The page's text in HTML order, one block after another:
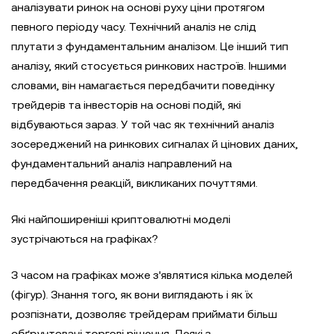
аналізувати ринок на основі руху ціни протягом
певного періоду часу. Технічний аналіз не слід
плутати з фундаментальним аналізом. Це інший тип
аналізу, який стосується ринкових настроїв. Іншими
словами, він намагається передбачити поведінку
трейдерів та інвесторів на основі подій, які
відбуваються зараз. У той час як технічний аналіз
зосереджений на ринкових сигналах й цінових даних,
фундаментальний аналіз направлений на
передбачення реакцій, викликаних почуттями.
Які найпоширеніші криптовалютні моделі
зустрічаються на графіках?
З часом на графіках може з'являтися кілька моделей
(фігур). Знання того, як вони виглядають і як їх
розпізнати, дозволяє трейдерам приймати більш